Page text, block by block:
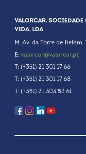
VALORCAR. SOCIEDADE
VIDA, LDA
M: Av. da Torre de
E: valorcar@valorcar.pt
T: (+351) 21 301 17 66
T: (+351) 21 301 17 68
T: (+351) 21 303 53 61